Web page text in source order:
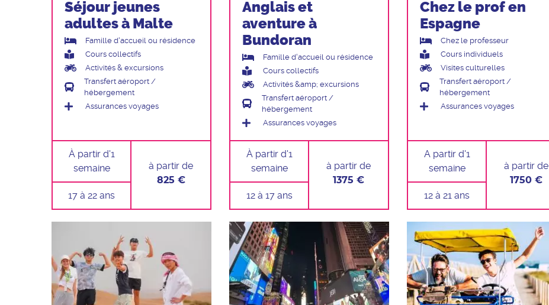
Séjour jeunes
adultes à Malte
Famille d'accueil ou résidence
Cours collectifs
Activités & excursions
Transfert aéroport /
hébergement
Assurances voyages
À partir d'1
semaine
17 à 22 ans
à partir de
825 €
Anglais et
aventure à
Bundoran
Famille d'accueil ou résidence
Cours collectifs
Activités &amp; excursions
Transfert aéroport /
hébergement
Assurances voyages
À partir d'1
semaine
12 à 17 ans
à partir de
1375 €
Chez le prof en
Espagne
Chez le professeur
Cours individuels
Visites culturelles
Transfert aéroport /
hébergement
Assurances voyages
A partir d'1
semaine
12 à 21 ans
à partir de
1750 €